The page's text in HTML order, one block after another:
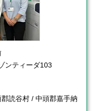
ンティーダ103
読谷村 / 中頭郡嘉手納